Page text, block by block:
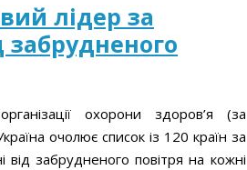
лідер за
забрудненого
охорони здоров’я (за
очолює список із 120 країн за
від забрудненого повітря на кожні